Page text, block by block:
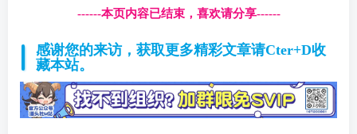
------本页内容已结束，喜欢请分享------
感谢您的来访，获取更多精彩文章请Cter+D收
藏本站。